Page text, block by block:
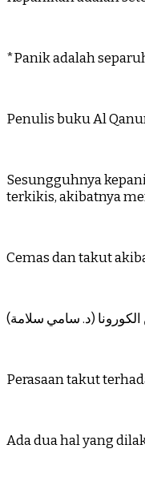
*Panik adalah
Penulis buku Al
Sesungguhnya
terkikis, akibatnya
Cemas dan takut
(د. سامي سلامة)
Perasaan takut
Ada dua hal yang